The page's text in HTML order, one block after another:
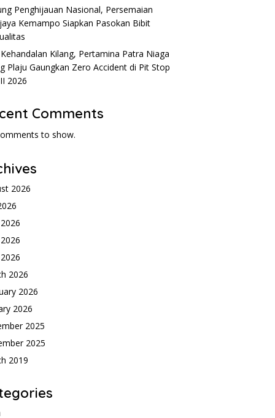
Penghijauan Nasional, Persemaian
Kemampo Siapkan Pasokan Bibit
Kehandalan Kilang, Pertamina Patra Niaga
Plaju Gaungkan Zero Accident di Pit Stop
2026
Comments
to show.
2026
2026
2026
2026
2025
2025
2019